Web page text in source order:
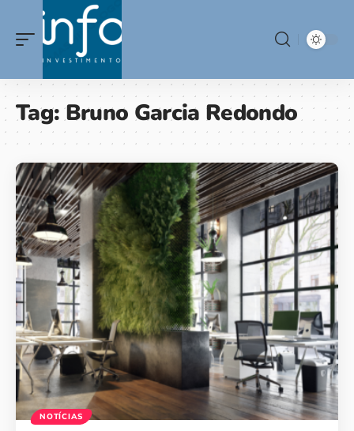
Tag:Bruno Garcia Redondo
NOTÍCIAS